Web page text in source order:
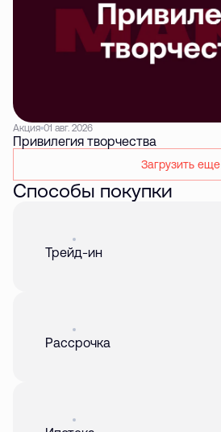
Акция 01 авг. 2026
Привилегия творчества
Загрузить еще
Способы покупки
Трейд-ин
Рассрочка